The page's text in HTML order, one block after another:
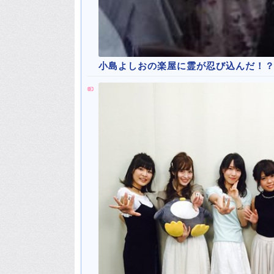
小島よしおの楽屋に霊が忍び込んだ！？